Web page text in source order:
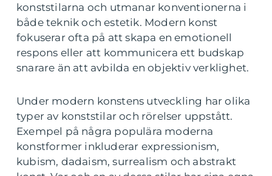
konststilarna och utmanar konventionerna i
både teknik och estetik. Modern konst
fokuserar ofta på att skapa en emotionell
respons eller att kommunicera ett budskap
snarare än att avbilda en objektiv verklighet.
Under modern konstens utveckling har olika
typer av konststilar och rörelser uppstått.
Exempel på några populära moderna
konstformer inkluderar expressionism,
kubism, dadaism, surrealism och abstrakt